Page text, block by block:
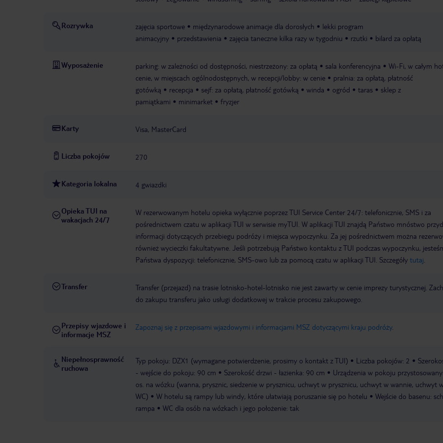
Rozrywka zajęcia sportowe międzynarodowe animacje dla dorosłych
lekki program
animacyjny
przedstawienia zajęcia taneczne kilka razy w tygodniu rzutki bilard za opłatą
Wyposażenie parking: w zależności od dostępności, niestrzeżony: za opłatą sala konferencyjna
Wi-Fi, w całym
cenie, w miejscach ogólnodostępnych, w recepcji/lobby: w cenie
pralnia: za opłatą, płatność
gotówką
recepcja sejf: za opłatą, płatność gotówką winda ogród taras
sklep z
pamiątkami
minimarket fryzjer
Karty Visa, MasterCard
Liczba pokojów 270
Kategoria lokalna 4 gwiazdki
Opieka TUI na
wakacjach 24/7
W rezerwowanym hotelu opieka wyłącznie poprzez TUI Service Center 24/7: telefonicznie, SMS i za
pośrednictwem czatu w aplikacji TUI w serwisie myTUI. W aplikacji TUI znajdą Państwo mnóstwo
informacji dotyczących przebiegu podróży i miejsca wypoczynku. Za jej pośrednictwem można
również wycieczki fakultatywne. Jeśli potrzebują Państwo kontaktu z TUI podczas wypoczynku,
Państwa dyspozycji: telefonicznie, SMS-owo lub za pomocą czatu w aplikacji TUI. Szczegóły tutaj
Transfer
Transfer (przejazd) na trasie lotnisko-hotel-lotnisko nie jest zawarty w cenie imprezy turystycznej.
do zakupu transferu jako usługi dodatkowej w trakcie procesu zakupowego.
Przepisy wjazdowe i
informacje MSZ
Zapoznaj się z przepisami wjazdowymi i informacjami MSZ dotyczącymi kraju podróży.
Niepełnosprawność
ruchowa
Typ pokoju: DZX1 (wymagane potwierdzenie, prosimy o kontakt z TUI) Liczba pokojów: 2
- wejście do pokoju: 90 cm
Szerokość drzwi - łazienka: 90 cm
Urządzenia w pokoju
os. na wózku (wanna, prysznic, siedzenie w prysznicu, uchwyt w prysznicu, uchwyt w wannie, uchwyt
WC)
W hotelu są rampy lub windy, które ułatwiają poruszanie się po hotelu
Wejście do basenu:
rampa
WC dla osób na wózkach i jego położenie: tak